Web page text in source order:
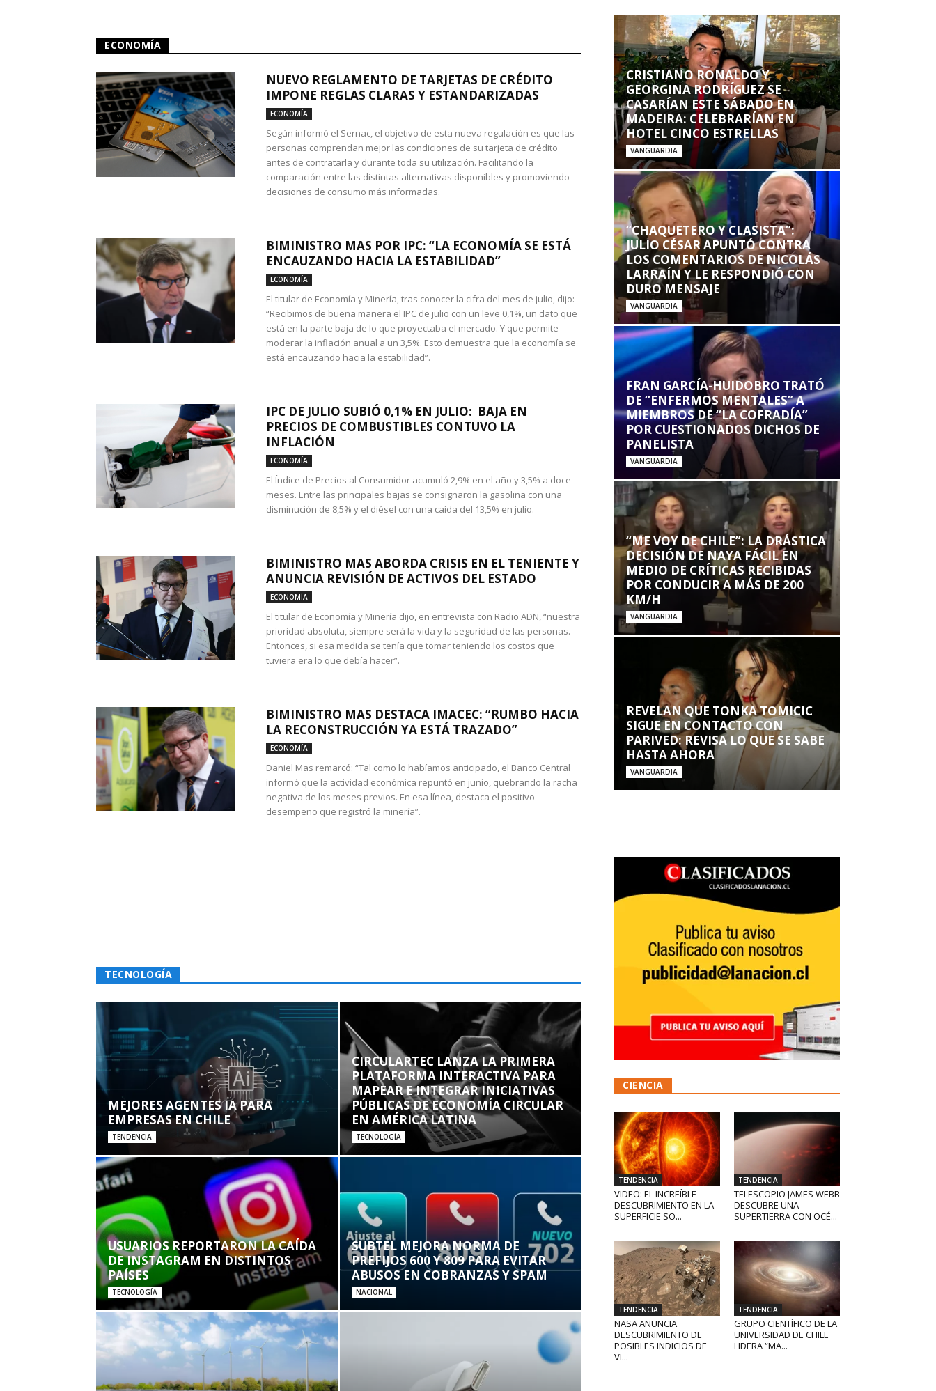
ECONOMÍA
NUEVO REGLAMENTO DE TARJETAS DE CRÉDITO
IMPONE REGLAS CLARAS Y ESTANDARIZADAS
ECONOMÍA
Según informó el Sernac, el objetivo de esta nueva regulación es que las
personas comprendan mejor las condiciones de su tarjeta de crédito
antes de contratarla y durante toda su utilización. Facilitando la
comparación entre las distintas alternativas disponibles y promoviendo
decisiones de consumo más informadas.
BIMINISTRO MAS POR IPC: “LA ECONOMÍA SE ESTÁ
ENCAUZANDO HACIA LA ESTABILIDAD”
ECONOMÍA
El titular de Economía y Minería, tras conocer la cifra del mes de julio, dijo:
“Recibimos de buena manera el IPC de julio con un leve 0,1%, un dato que
está en la parte baja de lo que proyectaba el mercado. Y que permite
moderar la inflación anual a un 3,5%. Esto demuestra que la economía se
está encauzando hacia la estabilidad”.
IPC DE JULIO SUBIÓ 0,1% EN JULIO: BAJA EN
PRECIOS DE COMBUSTIBLES CONTUVO LA
INFLACIÓN
ECONOMÍA
El Índice de Precios al Consumidor acumuló 2,9% en el año y 3,5% a doce
meses. Entre las principales bajas se consignaron la gasolina con una
disminución de 8,5% y el diésel con una caída del 13,5% en julio.
BIMINISTRO MAS ABORDA CRISIS EN EL TENIENTE Y
ANUNCIA REVISIÓN DE ACTIVOS DEL ESTADO
ECONOMÍA
El titular de Economía y Minería dijo, en entrevista con Radio ADN, “nuestra
prioridad absoluta, siempre será la vida y la seguridad de las personas.
Entonces, si esa medida se tenía que tomar teniendo los costos que
tuviera era lo que debía hacer”.
BIMINISTRO MAS DESTACA IMACEC: “RUMBO HACIA
LA RECONSTRUCCIÓN YA ESTÁ TRAZADO”
ECONOMÍA
Daniel Mas remarcó: “Tal como lo habíamos anticipado, el Banco Central
informó que la actividad económica repuntó en junio, quebrando la racha
negativa de los meses previos. En esa línea, destaca el positivo
desempeño que registró la minería”.
TECNOLOGÍA
MEJORES AGENTES IA PARA
EMPRESAS EN CHILE
TENDENCIA
CIRCULARTEC LANZA LA PRIMERA
PLATAFORMA INTERACTIVA PARA
MAPEAR E INTEGRAR INICIATIVAS
PÚBLICAS DE ECONOMÍA CIRCULAR
EN AMÉRICA LATINA
TECNOLOGÍA
USUARIOS REPORTARON LA CAÍDA
DE INSTAGRAM EN DISTINTOS
PAÍSES
TECNOLOGÍA
SUBTEL MEJORA NORMA DE
PREFIJOS 600 Y 809 PARA EVITAR
ABUSOS EN COBRANZAS Y SPAM
NACIONAL
CRISTIANO RONALDO Y
GEORGINA RODRÍGUEZ SE
CASARÍAN ESTE SÁBADO EN
MADEIRA: CELEBRARÍAN EN
HOTEL CINCO ESTRELLAS
VANGUARDIA
“CHAQUETERO Y CLASISTA”:
JULIO CÉSAR APUNTÓ CONTRA
LOS COMENTARIOS DE NICOLÁS
LARRAÍN Y LE RESPONDIÓ CON
DURO MENSAJE
VANGUARDIA
FRAN GARCÍA-HUIDOBRO TRATÓ
DE “ENFERMOS MENTALES” A
MIEMBROS DE “LA COFRADÍA”
POR CUESTIONADOS DICHOS DE
PANELISTA
VANGUARDIA
“ME VOY DE CHILE”: LA DRÁSTICA
DECISIÓN DE NAYA FÁCIL EN
MEDIO DE CRÍTICAS RECIBIDAS
POR CONDUCIR A MÁS DE 200
KM/H
VANGUARDIA
REVELAN QUE TONKA TOMICIC
SIGUE EN CONTACTO CON
PARIVED: REVISA LO QUE SE SABE
HASTA AHORA
VANGUARDIA
CIENCIA
TENDENCIA
VIDEO: EL INCREÍBLE
DESCUBRIMIENTO EN LA
SUPERFICIE SO...
TENDENCIA
TELESCOPIO JAMES WEBB
DESCUBRE UNA
SUPERTIERRA CON OCÉ...
TENDENCIA
NASA ANUNCIA
DESCUBRIMIENTO DE
POSIBLES INDICIOS DE
VI...
TENDENCIA
GRUPO CIENTÍFICO DE LA
UNIVERSIDAD DE CHILE
LIDERA “MA...